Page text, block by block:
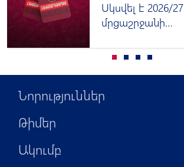
Սկսվել է 2026/27
մրցաշրջանի
Նորություններ
Թիմեր
Ակումբ